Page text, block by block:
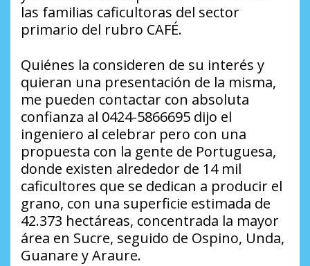
las familias caficultoras del sector
primario del rubro CAFÉ.
Quiénes la consideren de su interés y
quieran una presentación de la misma,
me pueden contactar con absoluta
confianza al 0424-5866695 dijo el
ingeniero al celebrar pero con una
propuesta con la gente de Portuguesa,
donde existen alrededor de 14 mil
caficultores que se dedican a producir el
grano, con una superficie estimada de
42.373 hectáreas, concentrada la mayor
área en Sucre, seguido de Ospino, Unda,
Guanare y Araure.